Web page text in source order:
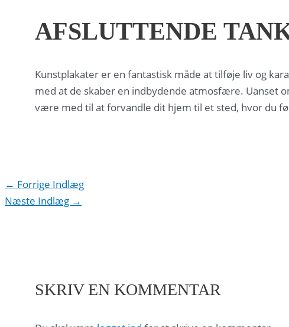
AFSLUTTENDE
Kunstplakater er en fantastisk måde at tilføje liv og
med at de skaber en indbydende atmosfære. Uanset
være med til at forvandle dit hjem til et sted, hvor du
Indlægsnavigation
← Forrige Indlæg
Næste Indlæg →
SKRIV EN KOMMENTAR